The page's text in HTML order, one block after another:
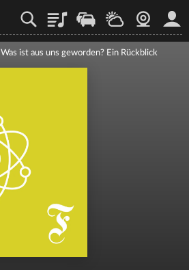
PlaylistStaupilotWetterWebcam
Was ist aus uns geworden? Ein Rückblick